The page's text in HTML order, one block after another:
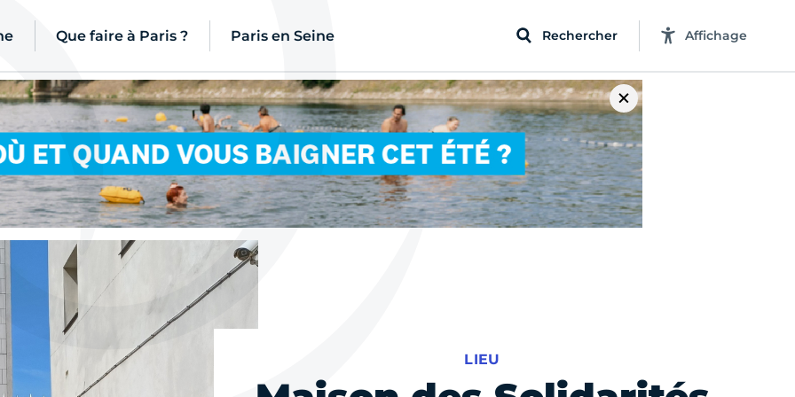
Que faire à Paris ? Paris en Seine Rechercher Affichage
LIEU